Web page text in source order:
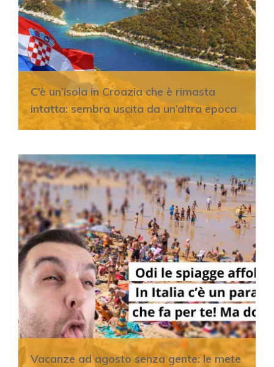
C’è un’isola in Croazia che è rimasta
intatta: sembra uscita da un’altra epoca
Vacanze ad agosto senza gente: le mete